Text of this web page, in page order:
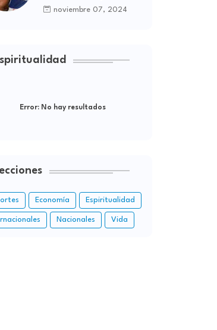
será inaugurada este
noviembre 07, 2024
Error: No hay resultados
Economía Espiritualidad
Nacionales Vida